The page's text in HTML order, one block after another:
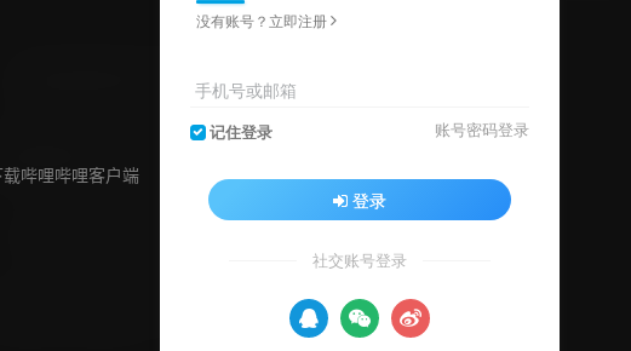
没有账号？立即注册
手机号或邮箱
记住登录 账号密码登录
登录
社交账号登录